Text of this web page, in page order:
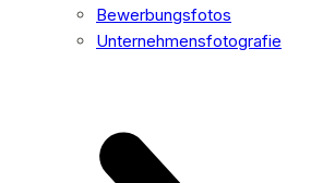
Bewerbungsfotos
Unternehmensfotografie